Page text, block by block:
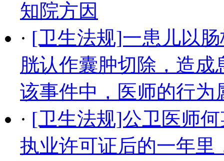
知院方因
· [卫生法规]一患儿以
胱认作囊肿切除，造
该事件中，医师的行为
· [卫生法规]公卫医师
执业许可证后的一年里